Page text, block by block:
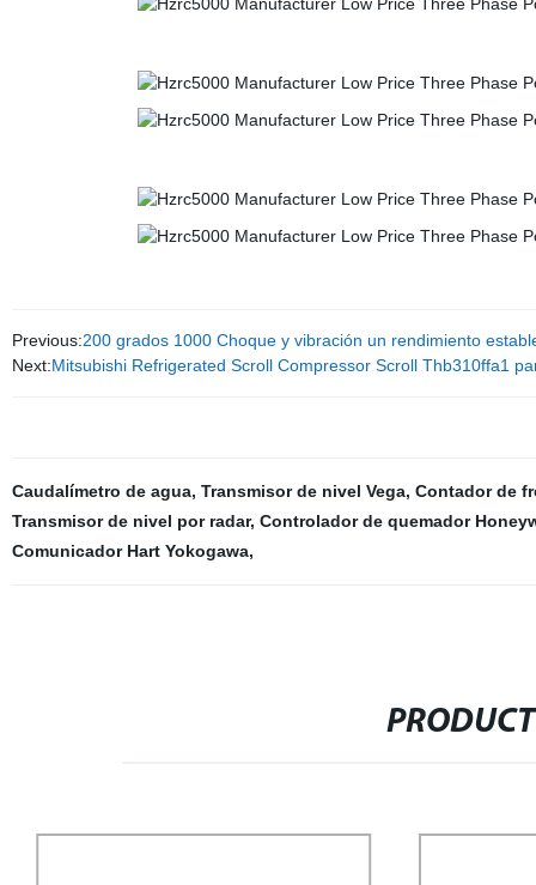
Previous:200 grados 1000 Choque y vibración un rendimiento
Next:Mitsubishi Refrigerated Scroll Compressor Scroll Thb310ffa1
Caudalímetro de agua, Transmisor de nivel Vega, Contador de
Transmisor de nivel por radar, Controlador de quemador
Comunicador Hart Yokogawa,